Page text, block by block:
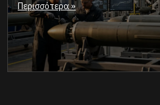
Περισσότερα »